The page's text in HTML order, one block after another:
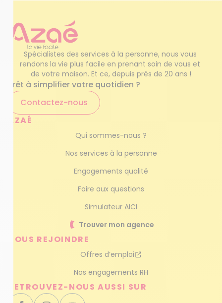
Spécialistes des services à la personne, nous vous
rendons la vie plus facile en prenant soin de vous et
de votre maison. Et ce, depuis près de 20 ans !
Prêt à simplifier votre quotidien ?
Contactez-nous
AZAÉ
Qui sommes-nous ?
Nos services à la personne
Engagements qualité
Foire aux questions
Simulateur AICI
Trouver mon agence
NOUS REJOINDRE
Offres d’emploi
Nos engagements RH
RETROUVEZ-NOUS AUSSI SUR